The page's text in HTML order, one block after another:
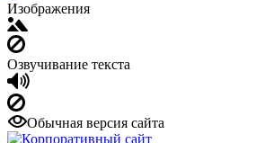
Изображения
Озвучивание текста
Обычная версия сайта